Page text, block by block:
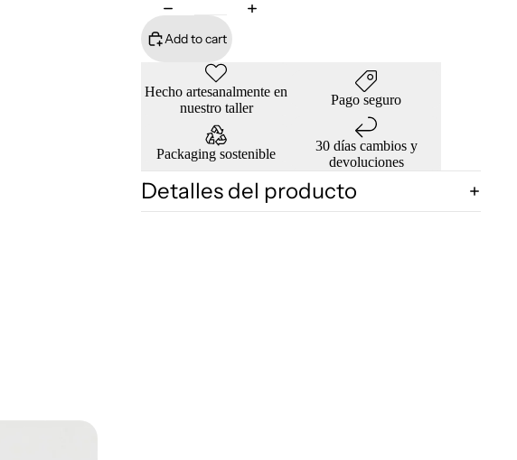
Add to cart
Hecho artesanalmente en
nuestro taller
Pago seguro
Packaging sostenible
30 días cambios y
devoluciones
Detalles del producto